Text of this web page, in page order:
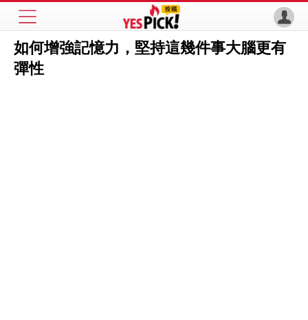
如何增強記憶力，堅持這幾件事大腦更有
彈性